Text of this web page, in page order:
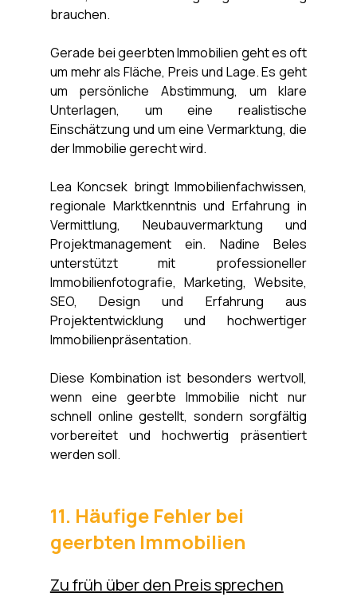
brauchen.
Gerade bei geerbten Immobilien geht es oft
um mehr als Fläche, Preis und Lage. Es geht
um persönliche Abstimmung, um klare
Unterlagen, um eine realistische
Einschätzung und um eine Vermarktung, die
der Immobilie gerecht wird.
Lea Koncsek bringt Immobilienfachwissen,
regionale Marktkenntnis und Erfahrung in
Vermittlung, Neubauvermarktung und
Projektmanagement ein. Nadine Beles
unterstützt mit professioneller
Immobilienfotografie, Marketing, Website,
SEO, Design und Erfahrung aus
Projektentwicklung und hochwertiger
Immobilienpräsentation.
Diese Kombination ist besonders wertvoll,
wenn eine geerbte Immobilie nicht nur
schnell online gestellt, sondern sorgfältig
vorbereitet und hochwertig präsentiert
werden soll.
11. Häufige Fehler bei
geerbten Immobilien
Zu früh über den Preis sprechen